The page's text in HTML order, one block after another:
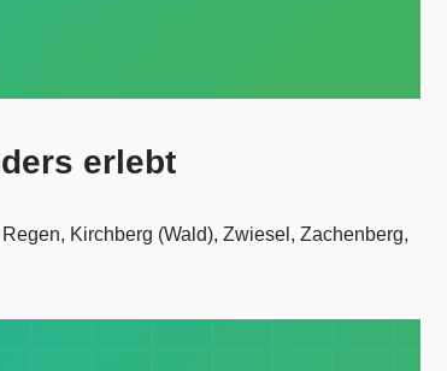
erlebt
Kirchberg (Wald), Zwiesel, Zachenberg,